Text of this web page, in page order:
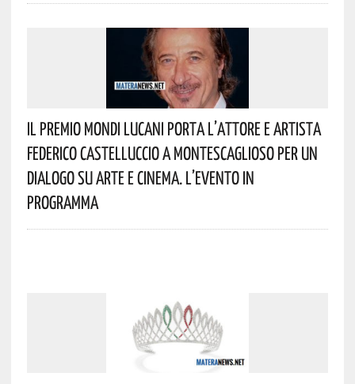
Il Premio Mondi Lucani Porta L’attore E Artista
Federico Castelluccio A Montescaglioso Per Un
Dialogo Su Arte E Cinema. L’evento In
Programma